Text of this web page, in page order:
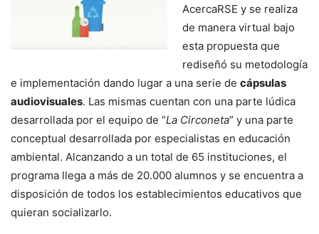
AcercaRSE y se realiza
de manera virtual bajo
esta propuesta que
rediseñó su metodología
e implementación dando lugar a una serie de cápsulas
audiovisuales. Las mismas cuentan con una parte lúdica
desarrollada por el equipo de “La Circoneta” y una parte
conceptual desarrollada por especialistas en educación
ambiental. Alcanzando a un total de 65 instituciones, el
programa llega a más de 20.000 alumnos y se encuentra a
disposición de todos los establecimientos educativos que
quieran socializarlo.